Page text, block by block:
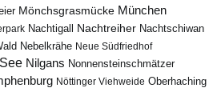
Mönchsgrasmücke München
Nachtigall Nachtreiher Nachtschiwan
Nebelkrähe Neue Südfriedhof
Nilgans Nonnensteinschmätzer
Nöttinger Viehweide Oberhaching